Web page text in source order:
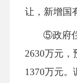
让，新增国
⑤政府
2630万元，
1370万元。